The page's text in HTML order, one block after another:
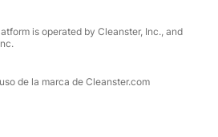
is operated by Cleanster, Inc., and
de la marca de Cleanster.com